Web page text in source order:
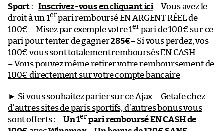
Sport :-Inscrivez-vous en cliquant ici– Vous avez le
droit à un 1erpari remboursé EN ARGENT RÉEL de
100€ – Misez par exemple votre 1er pari de 100€ sur ce
pari pour tenter de gagner285€– Si vous perdez, vos
100€ vous sont totalement remboursés EN CASH
–Vous pouvez même retirer votre remboursement de
100€ directement sur votre compte bancaire
► Si vous souhaitez parier sur ce Ajax – Getafe chez
d’autres sites de paris sportifs, d’autres bonus vous
sont offerts: –Un 1er pari remboursé EN CASH de